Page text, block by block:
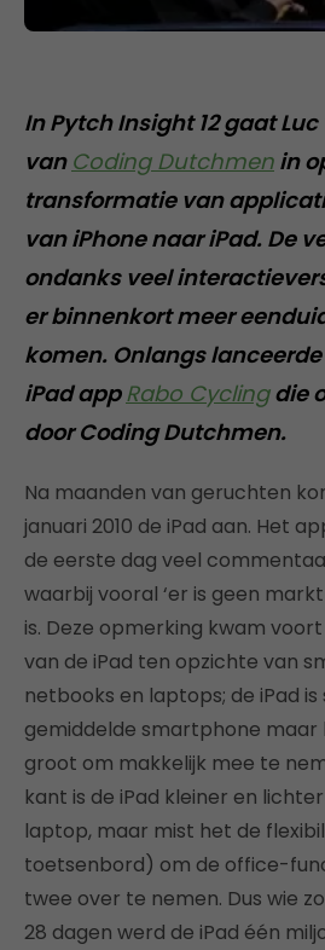
In Pytch Insight 12 gaat
van Coding Dutchmen in
transformatie van
van iPhone naar iPad. De
ondanks veel
er binnenkort meer
komen. Onlangs
iPad appRabo Cyclingdie
door Coding Dutchmen.
Na maanden van geruchten
januari 2010 de iPad aan. Het
de eerste dag veel
waarbij vooral ‘er is geen
is. Deze opmerking kwam
van de iPad ten opzichte van
netbooks en laptops; de iPad
gemiddelde smartphone
groot om makkelijk mee te
kant is de iPad kleiner en
laptop, maar mist het de
toetsenbord) om de office-
twee over te nemen. Dus wie
28 dagen werd de iPad één